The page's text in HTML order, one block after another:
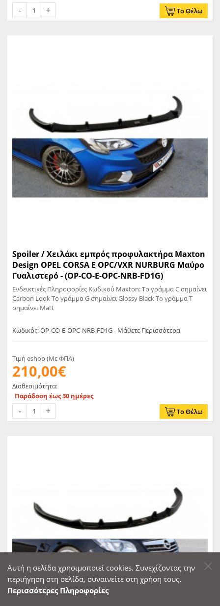
Το Θέλω
Spoiler / Χειλάκι εμπρός προφυλακτήρα Maxton
Design OPEL CORSA E OPC/VXR NURBURG Μαύρο
Γυαλιστερό - (OP-CO-E-OPC-NRB-FD1G)
Ενδεικτικές Πληροφορίες Κωδικού Maxton: Το γράμμα C σημαίνει
Carbon Look Το γράμμα G σημαίνει Glossy Black Το γράμμα T
σημαίνει Matt
Κωδικός: OP-CO-E-OPC-NRB-FD1G - Μάθετε Περισσότερα
Τιμή eshop (Με ΦΠΑ)
210,00€
Διαθεσιμότητα:
Παράδοση έως 30 ημέρες
Το Θέλω
Αυτή η σελίδα χρησιμοποιεί cookies. Συνεχίζοντας την
περιήγηση στη σελίδα, συναινείτε στη χρήση τους.
Περισσότερες Πληροφορίες